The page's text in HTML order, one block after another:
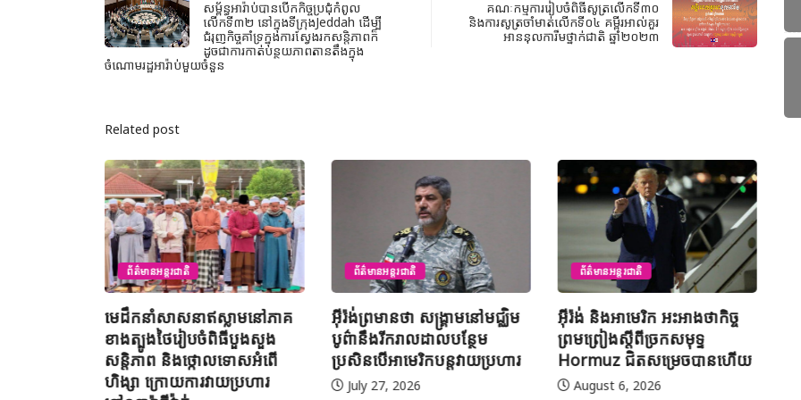
សម្ព័ន្ធអារ៉ាប់បានបើកកិច្ចប្រជុំកំពូល
លើកទី៣២ នៅក្នុងទីក្រុងJeddah ដើម្បី
ជំរុញកិច្ចគាំទ្រក្នុងការស្វែងរកសន្តិភាពក៏
ដូចជាការកាត់បន្ថយភាពតានតឹងក្នុង
ចំណោមរដ្ឋអារ៉ាប់មួយចំនួន
គណៈកម្មការរៀបចំពិធីសូត្រលើកទី៣០
និងការសូត្រចាំមាត់លើកទី០៤ គម្ពីរអាល់គួរ
អាននុលការីមថ្នាក់ជាតិ ឆ្នាំ២០២៣
Related post
ព័ត៌មានអន្តរជាតិ
មេដឹកនាំសាសនាឥស្លាមនៅភាគ
ខាងត្បូងថៃរៀបចំពិធីបួងសួង
សន្តិភាព និងថ្កោលទោសអំពើ
ហិង្សា ក្រោយការវាយប្រហារ
ព័ត៌មានអន្តរជាតិ
អ៊ីរ៉ង់ព្រមានថា សង្គ្រាមនៅមជ្ឈិម
បូព៌ានឹងរីករាលដាលបន្ថែម
ប្រសិនបើអាមេរិកបន្តវាយប្រហារ
July 27, 2026
ព័ត៌មានអន្តរជាតិ
អ៊ីរ៉ង់ និងអាមេរិក អះអាងថាកិច្ច
ព្រមព្រៀងស្តីពីច្រកសមុទ្ទ
Hormuz ជិតសម្រេចបានហើយ
August 6, 2026